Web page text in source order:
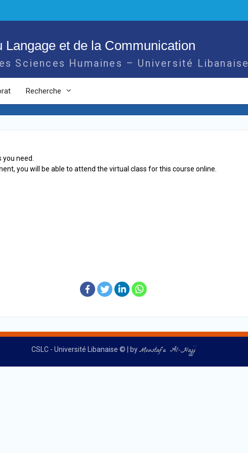
Langage et de la Communication
Sciences Humaines – Université Libanaise
Recherche
need.
you will be able to attend the virtual class for this course online.
CSLC - Université Libanaise © | byMoustafa Al-Hajj